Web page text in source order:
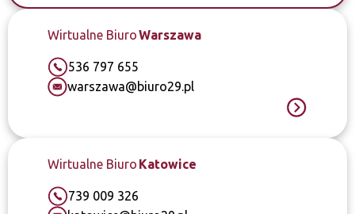
Wirtualne BiuroWarszawa
536 797 655
warszawa@biuro29.pl
Wirtualne Biuro Katowice
739 009 326